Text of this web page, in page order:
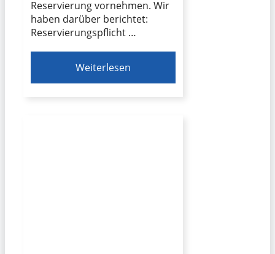
Reservierung vornehmen. Wir
haben darüber berichtet:
Reservierungspflicht …
Weiterlesen